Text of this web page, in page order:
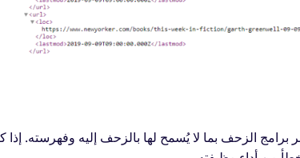
برامج الزحف بما لا يُسمح لها بالزحف إليه وفهرسته. إذا